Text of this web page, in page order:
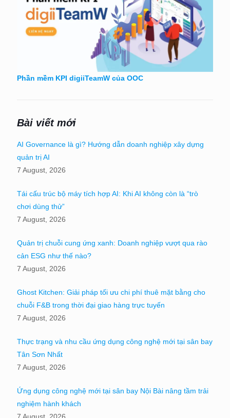
Phần mềm KPI digiiTeamW của OOC
Bài viết mới
AI Governance là gì? Hướng dẫn doanh nghiệp xây dựng
quản trị AI
7 August, 2026
Tái cấu trúc bộ máy tích hợp AI: Khi AI không còn là “trò
chơi dùng thử”
7 August, 2026
Quản trị chuỗi cung ứng xanh: Doanh nghiệp vượt qua rào
cản ESG như thế nào?
7 August, 2026
Ghost Kitchen: Giải pháp tối ưu chi phí thuê mặt bằng cho
chuỗi F&B trong thời đại giao hàng trực tuyến
7 August, 2026
Thực trạng và nhu cầu ứng dụng công nghệ mới tại sân bay
Tân Sơn Nhất
7 August, 2026
Ứng dụng công nghệ mới tại sân bay Nội Bài nâng tầm trải
nghiệm hành khách